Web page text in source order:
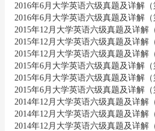
2016年6月大学英语六级真题及详解（
2016年6月大学英语六级真题及详解（
2015年12月大学英语六级真题及详解
2015年12月大学英语六级真题及详解
2015年12月大学英语六级真题及详解
2015年6月大学英语六级真题及详解
2015年6月大学英语六级真题及详解（
2015年6月大学英语六级真题及详解（
2014年12月大学英语六级真题及详解
2014年12月大学英语六级真题及详解
2014年12月大学英语六级真题及详解